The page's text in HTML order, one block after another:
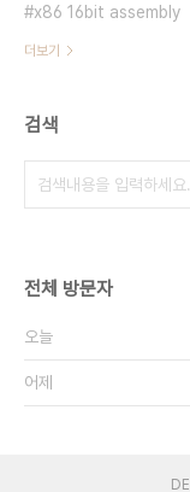
x86 16bit assembly
더보기
검색
전체 방문자
오늘
어제